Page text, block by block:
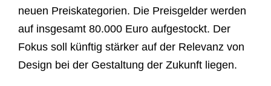
neuen Preiskategorien. Die Preisgelder werden
auf insgesamt 80.000 Euro aufgestockt. Der
Fokus soll künftig stärker auf der Relevanz von
Design bei der Gestaltung der Zukunft liegen.